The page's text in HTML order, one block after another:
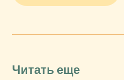
Читать еще